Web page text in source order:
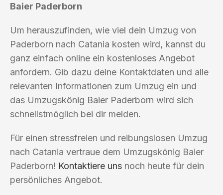
Baier Paderborn
Um herauszufinden, wie viel dein Umzug von
Paderborn nach Catania kosten wird, kannst du
ganz einfach online ein kostenloses Angebot
anfordern. Gib dazu deine Kontaktdaten und alle
relevanten Informationen zum Umzug ein und
das Umzugskönig Baier Paderborn wird sich
schnellstmöglich bei dir melden.
Für einen stressfreien und reibungslosen Umzug
nach Catania vertraue dem Umzugskönig Baier
Paderborn! Kontaktiere uns noch heute für dein
persönliches Angebot.